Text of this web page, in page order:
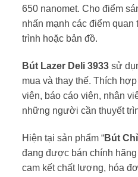
650 nanomet. Cho điểm
nhấn mạnh các điểm quan
trình hoặc bản đồ.
Bút Lazer Deli 3933sử
mua và thay thế. Thích
viên, báo cáo viên, nhân
những người cần thuyết
Hiện tại sản phẩm “Bút
đang được bán chính hãng
cam kết chất lượng, hóa